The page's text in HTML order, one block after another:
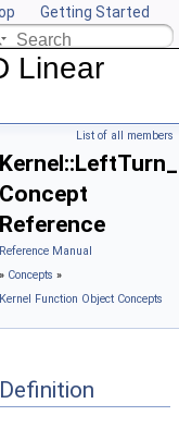
Getting Started
CGAL
Linear
List of all members
Concept
Reference
Reference Manual
» Concepts »
Kernel Function Object Concepts
Definition